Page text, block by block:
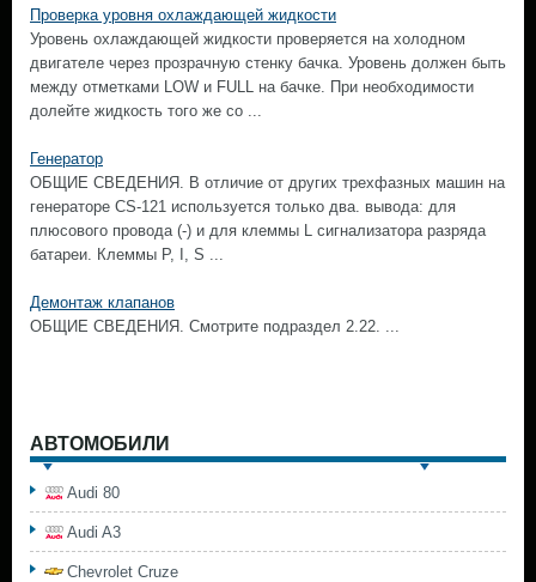
Проверка уровня охлаждающей жидкости
Уровень охлаждающей жидкости проверяется на холодном
двигателе через прозрачную стенку бачка. Уровень должен быть
между отметками LOW и FULL на бачке. При необходимости
долейте жидкость того же со ...
Генератор
ОБЩИЕ СВЕДЕНИЯ. В отличие от других трехфазных машин на
генераторе CS-121 используется только два. вывода: для
плюсового провода (-) и для клеммы L сигнализатора разряда
батареи. Клеммы Р, I, S ...
Демонтаж клапанов
ОБЩИЕ СВЕДЕНИЯ. Смотрите подраздел 2.22. ...
АВТОМОБИЛИ
Audi 80
Audi A3
Chevrolet Cruze